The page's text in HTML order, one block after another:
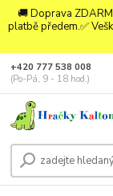
🚚 Doprava
platbě předem.✅
+420 777 538 008
(Po-Pá, 9 - 18 hod.)